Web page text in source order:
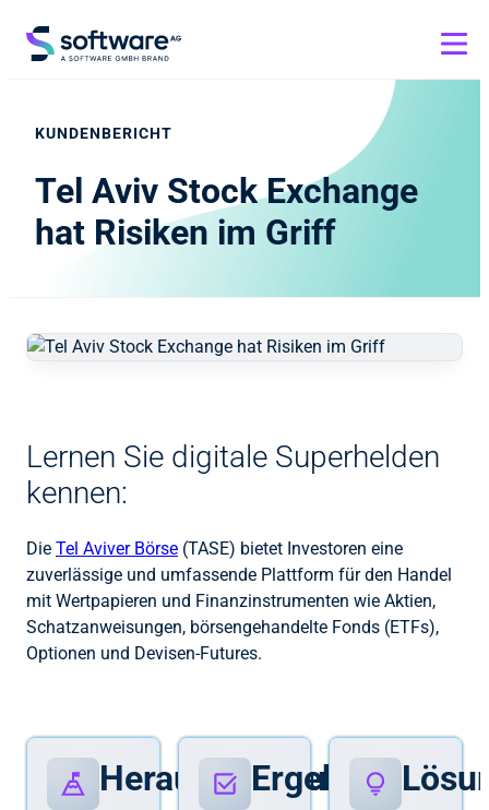
KUNDENBERICHT
Tel Aviv Stock Exchange
hat Risiken im Griff
Lernen Sie digitale Superhelden
kennen:
Die Tel Aviver Börse (TASE) bietet Investoren eine
zuverlässige und umfassende Plattform für den Handel
mit Wertpapieren und Finanzinstrumenten wie Aktien,
Schatzanweisungen, börsengehandelte Fonds (ETFs),
Optionen und Devisen-Futures.
Herausforderungen
Ergebnisse